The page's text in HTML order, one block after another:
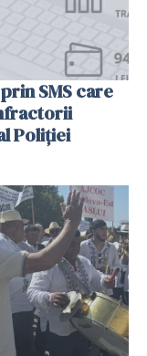
SMS care
Poliției